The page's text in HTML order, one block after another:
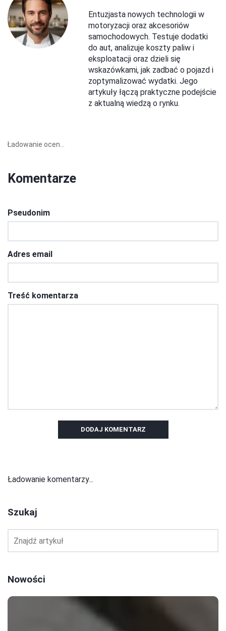
Entuzjasta nowych technologii w
motoryzacji oraz akcesoriów
samochodowych. Testuje dodatki
do aut, analizuje koszty paliw i
eksploatacji oraz dzieli się
wskazówkami, jak zadbać o pojazd i
zoptymalizować wydatki. Jego
artykuły łączą praktyczne podejście
z aktualną wiedzą o rynku.
Ładowanie ocen...
Komentarze
Pseudonim
Adres email
Treść komentarza
DODAJ KOMENTARZ
Ładowanie komentarzy...
Szukaj
Nowości